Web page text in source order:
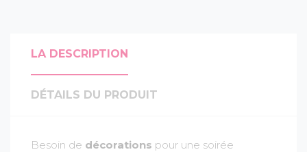
LA DESCRIPTION
DÉTAILS DU PRODUIT
Besoin de décorations pour une soirée